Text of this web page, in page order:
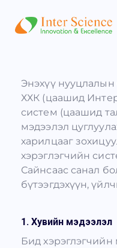
Энэхүү
ХХК (цаашид
систем (цаашид
мэдээлэл
харилцааг
хэрэглэгчийн
Сайнсаас санал
бүтээгдэхүүн,
1. Хувийн мэдээлэл
Бид хэрэглэгчийн